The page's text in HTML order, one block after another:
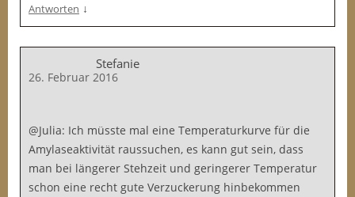
Antworten ↓
Stefanie
26. Februar 2016
@Julia: Ich müsste mal eine Temperaturkurve für die
Amylaseaktivität raussuchen, es kann gut sein, dass
man bei längerer Stehzeit und geringerer Temperatur
schon eine recht gute Verzuckerung hinbekommen